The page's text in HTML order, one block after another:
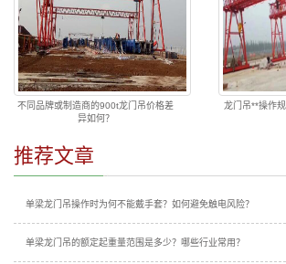
不同品牌或制造商的900t龙门吊价格差
异如何？
龙门吊**操作
推荐文章
单梁龙门吊操作时为何不能戴手套？如何避免触电风险？
单梁龙门吊的额定起重量范围是多少？哪些行业常用？